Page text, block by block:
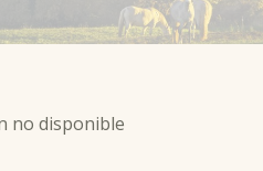
no disponible